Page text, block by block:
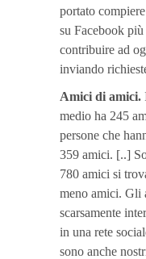
portato
su Facebook
contribuire ad
inviando
Amici di amici.
medio ha 245
persone che
359 amici. [..]
780 amici si
meno amici. Gli
scarsamente
in una rete
sono anche